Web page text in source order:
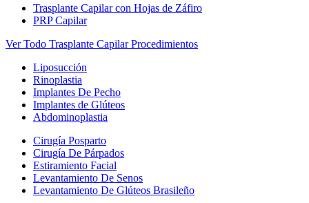
Trasplante Capilar con Hojas de Záfiro
PRP Capilar
Ver Todo Trasplante Capilar Procedimientos
Liposucción
Rinoplastia
Implantes De Pecho
Implantes de Glúteos
Abdominoplastia
Cirugía Posparto
Cirugía De Párpados
Estiramiento Facial
Levantamiento De Senos
Levantamiento De Glúteos Brasileño